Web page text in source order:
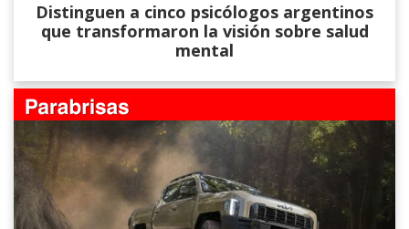
Distinguen a cinco psicólogos argentinos
que transformaron la visión sobre salud
mental